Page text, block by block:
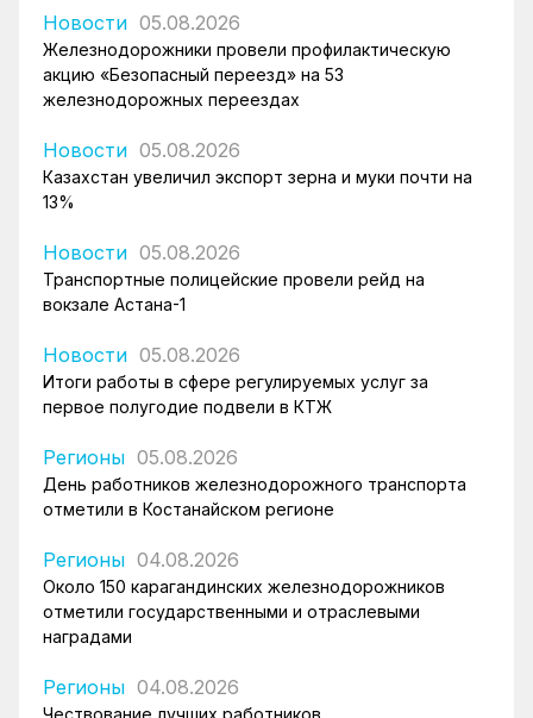
Новости 05.08.2026
Железнодорожники провели профилактическую
акцию «Безопасный переезд» на 53
железнодорожных переездах
Новости 05.08.2026
Казахстан увеличил экспорт зерна и муки почти на
13%
Новости 05.08.2026
Транспортные полицейские провели рейд на
вокзале Астана-1
Новости 05.08.2026
Итоги работы в сфере регулируемых услуг за
первое полугодие подвели в КТЖ
Регионы 05.08.2026
День работников железнодорожного транспорта
отметили в Костанайском регионе
Регионы 04.08.2026
Около 150 карагандинских железнодорожников
отметили государственными и отраслевыми
наградами
Регионы 04.08.2026
Чествование лучших работников